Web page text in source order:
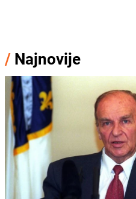
/ Najnovije